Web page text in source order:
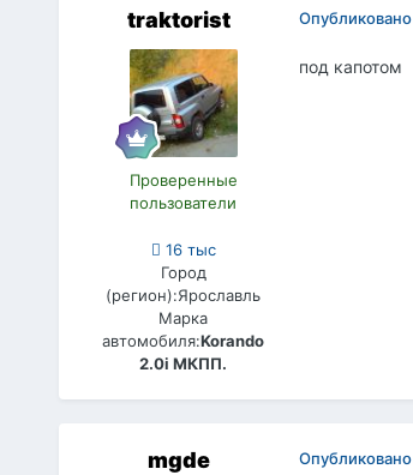
traktorist
Проверенные
пользователи
16 тыс
Город
(регион):Ярославль
Марка
автомобиля:Korando
2.0i МКПП.
Опубликовано
под капотом
mgde Опубликовано